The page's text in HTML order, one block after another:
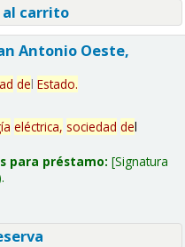
carrito
Antonio Oeste,
del Estado.
eléctrica, sociedad del
para préstamo: Signatura